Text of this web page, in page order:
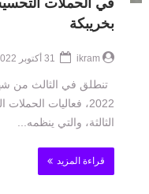
في الحملات
بخريبكة
ikram
2022، فعاليات
الثالثة، والتي ينظمه...
قراءة المزيد